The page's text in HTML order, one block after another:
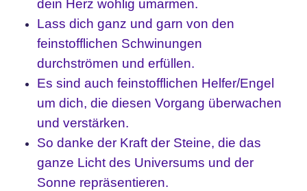
dein Herz wohlig umarmen.
Lass dich ganz und garn von den
feinstofflichen Schwinungen
durchströmen und erfüllen.
Es sind auch feinstofflichen Helfer/Engel
um dich, die diesen Vorgang überwachen
und verstärken.
So danke der Kraft der Steine, die das
ganze Licht des Universums und der
Sonne repräsentieren.